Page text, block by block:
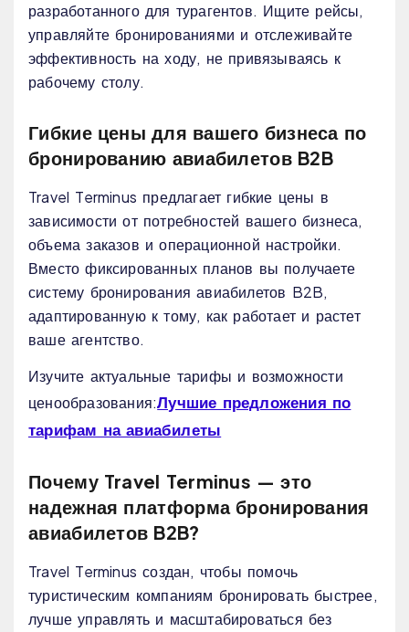
разработанного для турагентов. Ищите рейсы,
управляйте бронированиями и отслеживайте
эффективность на ходу, не привязываясь к
рабочему столу.
Гибкие цены для вашего бизнеса по
бронированию авиабилетов B2B
Travel Terminus предлагает гибкие цены в
зависимости от потребностей вашего бизнеса,
объема заказов и операционной настройки.
Вместо фиксированных планов вы получаете
систему бронирования авиабилетов B2B,
адаптированную к тому, как работает и растет
ваше агентство.
Изучите актуальные тарифы и возможности
ценообразования:Лучшие предложения по
тарифам на авиабилеты
Почему Travel Terminus — это
надежная платформа бронирования
авиабилетов B2B?
Travel Terminus создан, чтобы помочь
туристическим компаниям бронировать быстрее,
лучше управлять и масштабироваться без